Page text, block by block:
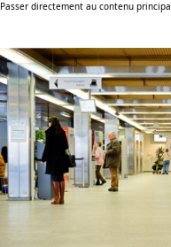
Passer directement au contenu